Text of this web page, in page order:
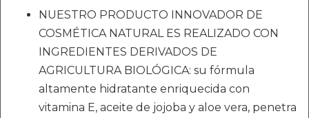
NUESTRO PRODUCTO INNOVADOR DE
COSMÉTICA NATURAL ES REALIZADO CON
INGREDIENTES DERIVADOS DE
AGRICULTURA BIOLÓGICA: su fórmula
altamente hidratante enriquecida con
vitamina E, aceite de jojoba y aloe vera, penetra